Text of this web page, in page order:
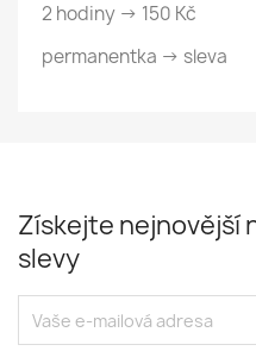
2 hodiny → 150 Kč
permanentka → sleva
Získejte nejnovější
slevy